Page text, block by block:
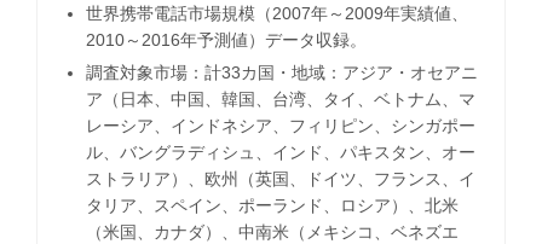
世界携帯電話市場規模（2007年～2009年実績値、
2010～2016年予測値）データ収録。
調査対象市場：計33カ国・地域：アジア・オセアニ
ア（日本、中国、韓国、台湾、タイ、ベトナム、マ
レーシア、インドネシア、フィリピン、シンガポー
ル、バングラディシュ、インド、パキスタン、オー
ストラリア）、欧州（英国、ドイツ、フランス、イ
タリア、スペイン、ポーランド、ロシア）、北米
（米国、カナダ）、中南米（メキシコ、ベネズエ